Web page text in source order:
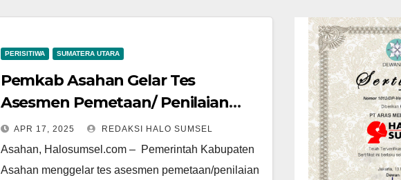
PERISITIWA SUMATERA UTARA
Pemkab Asahan Gelar Tes
Asesmen Pemetaan/ Penilaian
Kompetensi Seleksi Terbuka
APR 17, 2025 REDAKSI HALO SUMSEL
Asahan, Halosumsel.com – Pemerintah Kabupaten
Asahan menggelar tes asesmen pemetaan/penilaian